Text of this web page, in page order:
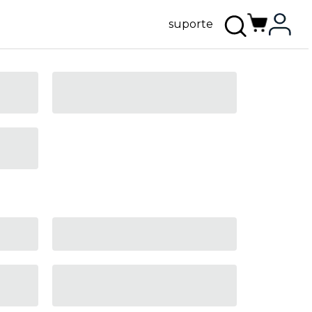
suporte